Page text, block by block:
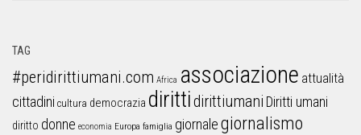
TAG
#peridirittiumani.com Africa associazione attualità
cittadini cultura democrazia dirittidirittiumani Diritti umani
diritto donne economia Europa famiglia giornalegiornalismo